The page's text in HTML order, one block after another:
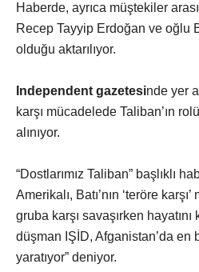
Haberde, ayrıca müştekiler
Recep Tayyip Erdoğan ve oğlu
olduğu aktarılıyor.
Independent gazetesinde yer
karşı mücadelede Taliban’ın
alınıyor.
“Dostlarımız Taliban” başlıklı
Amerikalı, Batı’nın ‘teröre
gruba karşı savaşırken
düşman IŞİD, Afganistan’da en
yaratıyor” deniyor.